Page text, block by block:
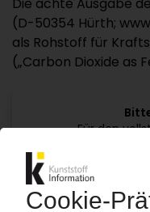
(D-50354 Hürth;
als Rohstoff für
(„Carbon Dioxide as
Für den
Jetzt